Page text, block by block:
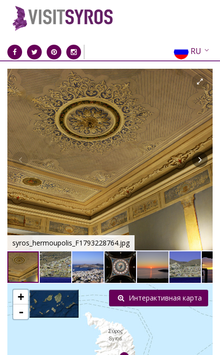
RU
EN
EL
FR
DE
IT
ES
CN
syros_hermoupolis_F1793228764.jpg
+
-
Интерактивная карта